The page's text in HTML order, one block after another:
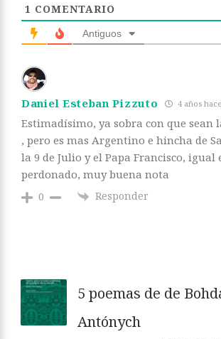
1 COMENTARIO
Antiguos
Daniel Esteban Pizzuto 4 años hace
Estimadísimo, ya sobra con que sean
, pero es mas Argentino e hincha de
la 9 de Julio y el Papa Francisco, igual
perdonado, muy buena nota
0 Responder
5 poemas de de
Antónych